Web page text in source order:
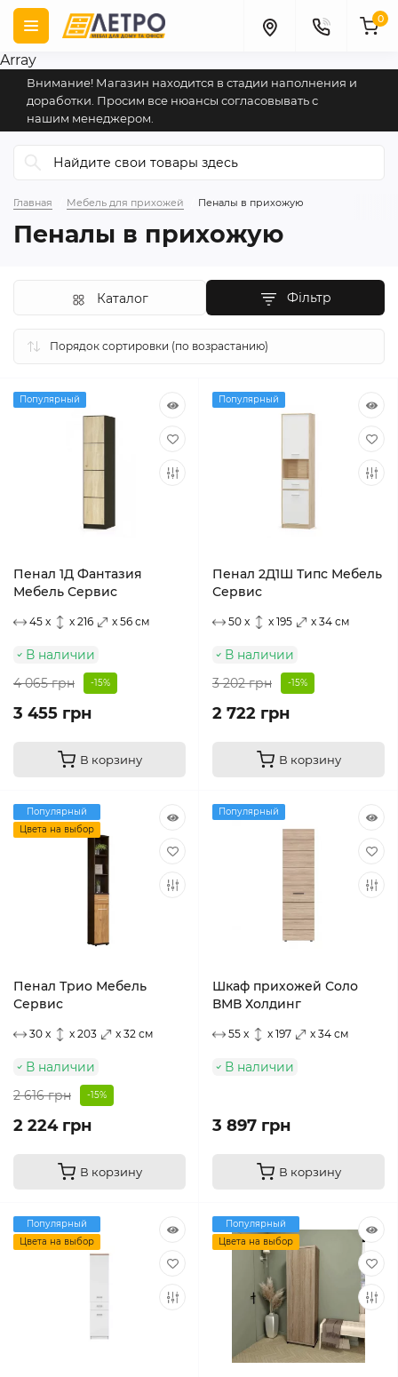
Array
Внимание! Магазин находится в стадии наполнения и
доработки. Просим все нюансы согласовывать с
нашим менеджером.
0
Главная Мебель для прихожей Пеналы в прихожую
Пеналы в прихожую
Фільтр
Каталог
Популярный
Пенал 1Д Фантазия
Мебель Сервис
45 x x 216 x 56 см
В наличии
4 065 грн
-15%
3 455 грн
В корзину
Популярный
Пенал 2Д1Ш Типс Мебель
Сервис
50 x x 195 x 34 см
В наличии
3 202 грн
-15%
2 722 грн
В корзину
Популярный
Цвета на выбор
Пенал Трио Мебель
Сервис
30 x x 203 x 32 см
В наличии
2 616 грн
-15%
2 224 грн
В корзину
Популярный
Шкаф прихожей Соло
ВМВ Холдинг
55 x x 197 x 34 см
В наличии
3 897 грн
В корзину
Популярный
Цвета на выбор
Популярный
Цвета на выбор